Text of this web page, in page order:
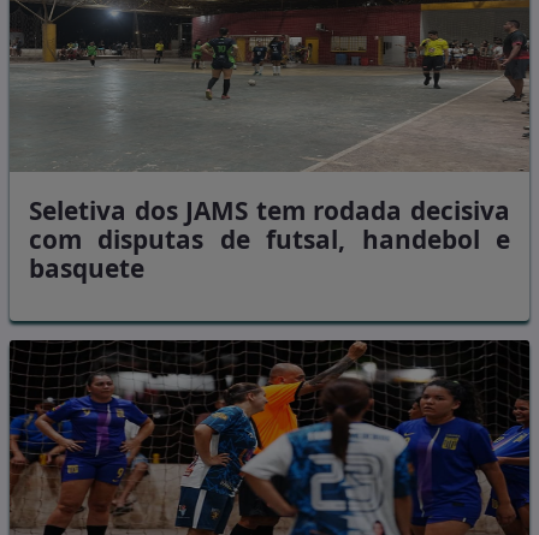
Seletiva dos JAMS tem rodada decisiva
com disputas de futsal, handebol e
basquete